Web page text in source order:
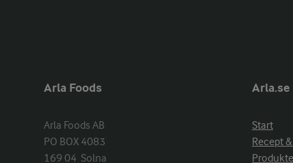
Arla Foods
Arla Foods AB
PO BOX 4083
169 04  Solna
Arla.se
Start
Recept